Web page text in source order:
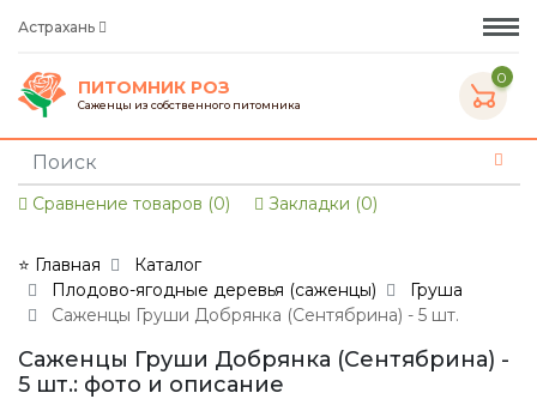
Астрахань
ПИТОМНИК РОЗ
Саженцы из собственного питомника
0
Сравнение товаров (0) Закладки (0)
⭐ Главная
Каталог
Плодово-ягодные деревья (саженцы)
Груша
Саженцы Груши Добрянка (Сентябрина) - 5 шт.
Саженцы Груши Добрянка (Сентябрина) -
5 шт.: фото и описание